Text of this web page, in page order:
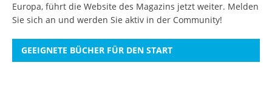
Europa, führt die Website des Magazins jetzt weiter. Melden
Sie sich an und werden Sie aktiv in der Community!
GEEIGNETE BÜCHER FÜR DEN START